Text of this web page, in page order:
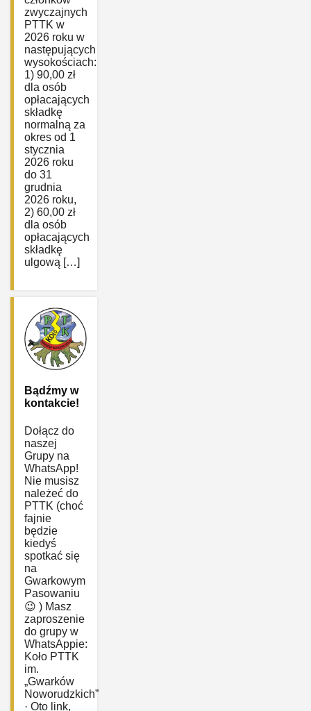
zwyczajnych
PTTK w
2026 roku w
następujących
wysokościach:
1) 90,00 zł
dla osób
opłacających
składkę
normalną za
okres od 1
stycznia
2026 roku
do 31
grudnia
2026 roku,
2) 60,00 zł
dla osób
opłacających
składkę
ulgową […]
Bądźmy w
kontakcie!
Dołącz do
naszej
Grupy na
WhatsApp!
Nie musisz
należeć do
PTTK (choć
fajnie
będzie
kiedyś
spotkać się
na
Gwarkowym
Pasowaniu
😉 ) Masz
zaproszenie
do grupy w
WhatsAppie:
‎Koło PTTK
im.
„Gwarków
Noworudzkich”
· Oto link,